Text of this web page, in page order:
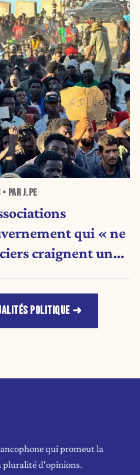
• PAR J.PE
qui « ne
craignent une
POLITIQUE
qui promeut la
pluralité d'opinions.